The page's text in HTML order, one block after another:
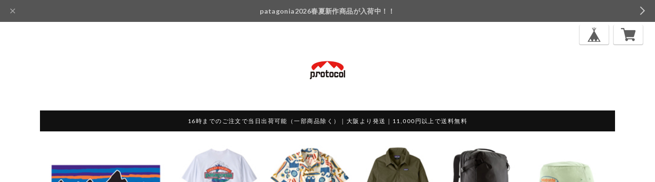
patagonia2026春夏新作商品が入荷中！！
16時までのご注文で当日出荷可能（一部商品除く）｜大阪より発送｜11,000円以上で送料無料